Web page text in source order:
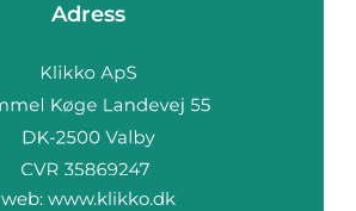
Adress
web: www.klikko.dk